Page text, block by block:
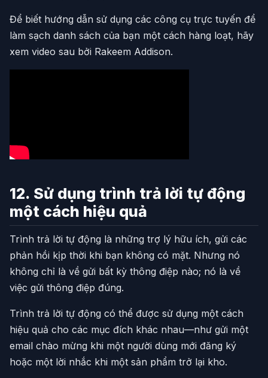
Để biết hướng dẫn sử dụng các công cụ trực tuyến để
làm sạch danh sách của bạn một cách hàng loạt, hãy
xem video sau bởi Rakeem Addison.
12. Sử dụng trình trả lời tự động
một cách hiệu quả
Trình trả lời tự động là những trợ lý hữu ích, gửi các
phản hồi kịp thời khi bạn không có mặt. Nhưng nó
không chỉ là về gửi bất kỳ thông điệp nào; nó là về
việc gửi thông điệp đúng.
Trình trả lời tự động có thể được sử dụng một cách
hiệu quả cho các mục đích khác nhau—như gửi một
email chào mừng khi một người dùng mới đăng ký
hoặc một lời nhắc khi một sản phẩm trở lại kho.